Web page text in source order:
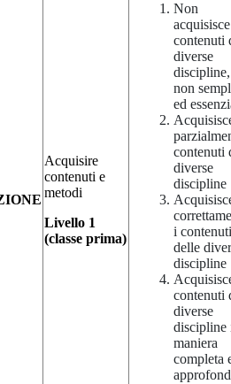
Acquisire
contenuti e
metodi
Livello 1
(classe prima)
Non
contenuti
diverse
non
ed
contenuti
diverse
discipline
i
delle
discipline
contenuti
diverse
discipline
maniera
completa